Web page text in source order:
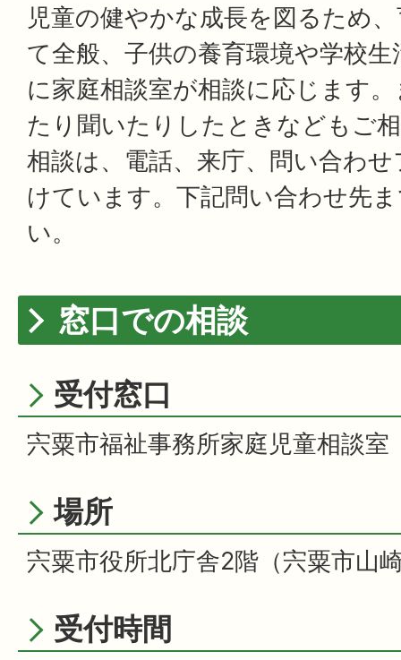
児童の健やかな成長を図るため
て全般、子供の養育環境や学校
に家庭相談室が相談に応じます
たり聞いたりしたときなどもご
相談は、電話、来庁、問い合わ
けています。下記問い合わせ先
い。
窓口での相談
受付窓口
宍粟市福祉事務所家庭児童相談室
場所
宍粟市役所北庁舎2階（宍粟市山
受付時間